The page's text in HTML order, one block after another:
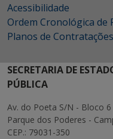
Acessibilidade
Ordem Cronológica de
Planos de
SECRETARIA DE
PÚBLICA
Av. do Poeta S/N - Bloco 6
Parque dos Poderes -
CEP.: 79031-350